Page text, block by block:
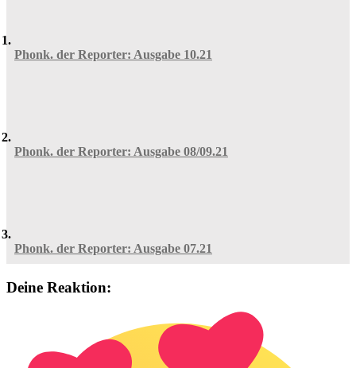
Phonk. der Reporter: Ausgabe 10.21
Phonk. der Reporter: Ausgabe 08/09.21
Phonk. der Reporter: Ausgabe 07.21
Deine Reaktion: